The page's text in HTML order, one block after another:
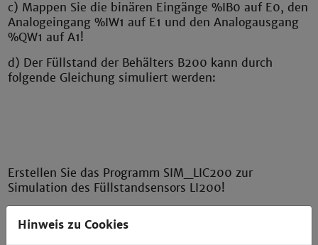
c) Mappen Sie die binären Eingänge %IB0 auf E0, den
Analogeingang %IW1 auf E1 und den Analogausgang
%QW1 auf A1!
d) Der Füllstand der Behälters B200 kann durch
folgende Gleichung simuliert werden:
Erstellen Sie das Programm SIM_LIC200 zur
Simulation des Füllstandsensors LI200!
e) Erstellen Sie dementsprechend das Programm
SIM_LS300 zur Simulation des Endschalters
Hinweis zu Cookies